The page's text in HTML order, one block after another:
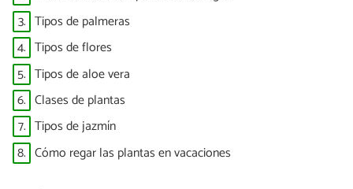
3. Tipos de palmeras
4. Tipos de flores
5. Tipos de aloe vera
6. Clases de plantas
7. Tipos de jazmín
8. Cómo regar las plantas en vacaciones